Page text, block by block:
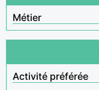
Métier
Activité préférée